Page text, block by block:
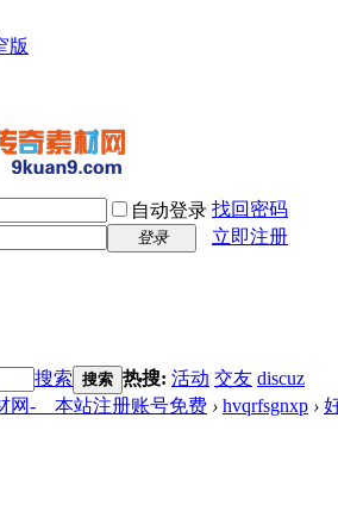
版
自动登录 找回密码
登录
立即注册
搜索 搜索 热搜: 活动 交友 discuz
网-＿本站注册账号免费 › hvqrfsgnxp ›